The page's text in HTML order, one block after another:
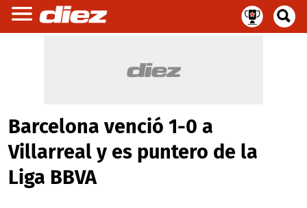
Barcelona venció 1-0 a
Villarreal y es puntero de la
Liga BBVA